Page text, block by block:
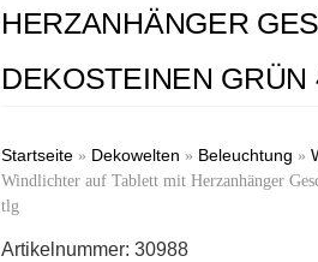
HERZANHÄNGER
DEKOSTEINEN GRÜN
Startseite» Dekowelten » Beleuchtung »
Windlichter auf Tablett mit Herzanhänger
tlg
Artikelnummer: 30988